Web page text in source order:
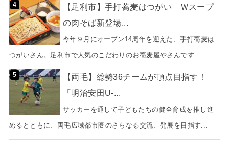
【足利市】手打蕎麦はつがい Ｗスープ
の肉そば新登場...
今年９月にオープン14周年を迎えた、手打蕎麦は
つがいさん。足利市で人気のこだわりのお蕎麦屋やさんです...
【両毛】総勢36チームが頂点目指す！
「明治安田U-...
サッカーを通して子どもたちの健全育成を推し進
めるとともに、両毛広域都市圏のさらなる交流、発展を目指す...